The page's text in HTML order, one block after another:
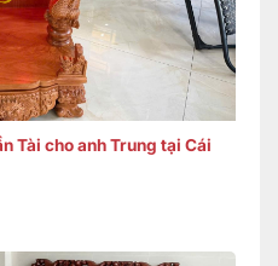
Tài cho anh Trung tại Cái